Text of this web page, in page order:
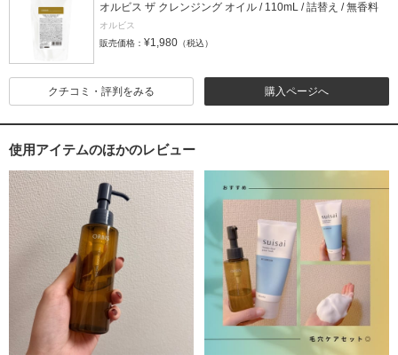
オルビス ザ クレンジング オイル / 110mL / 詰替え / 無香料
オルビス
販売価格： ¥1,980 （税込）
購入ページへ
クチコミ・評判をみる
使用アイテムのほかのレビュー